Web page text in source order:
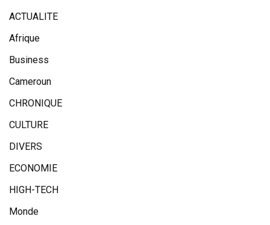
ACTUALITE
Afrique
Business
Cameroun
CHRONIQUE
CULTURE
DIVERS
ECONOMIE
HIGH-TECH
Monde